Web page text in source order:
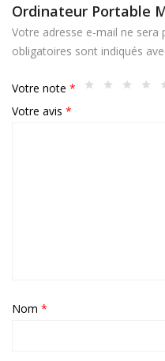
Ordinateur Portable
Votre adresse e-mail ne sera
obligatoires sont indiqués
Votre note *
Votre avis *
Nom *